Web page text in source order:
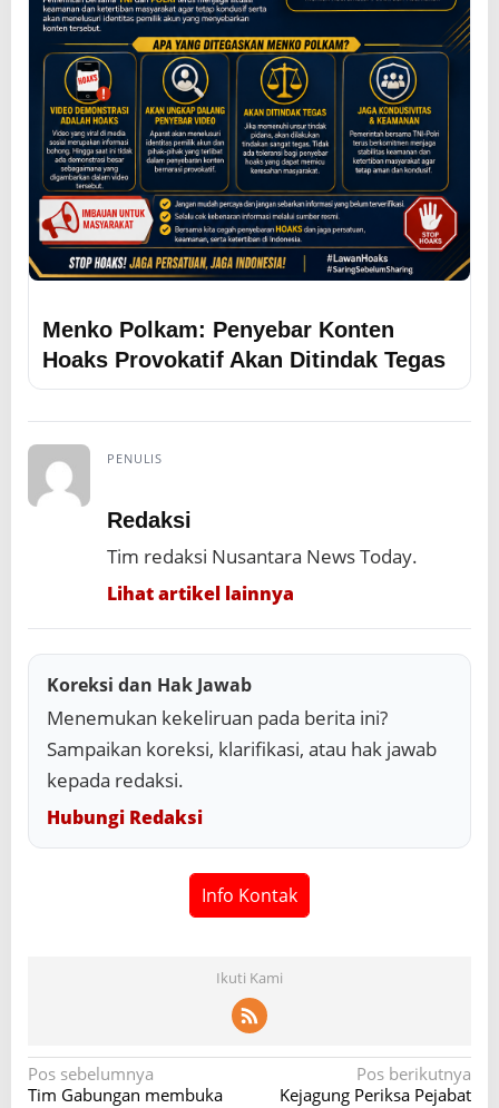
Menko Polkam: Penyebar Konten
Hoaks Provokatif Akan Ditindak Tegas
PENULIS
Redaksi
Tim redaksi Nusantara News Today.
Lihat artikel lainnya
Koreksi dan Hak Jawab
Menemukan kekeliruan pada berita ini?
Sampaikan koreksi, klarifikasi, atau hak jawab
kepada redaksi.
Hubungi Redaksi
Info Kontak
Ikuti Kami
N
Pos sebelumnya
Tim Gabungan membuka
Pos berikutnya
Kejagung Periksa Pejabat